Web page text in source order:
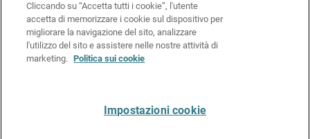
Politica sui cookie
Informativa sulla privacy
Kit Media & Brand
Cliccando su “Accetta tutti i cookie”, l'utente
accetta di memorizzare i cookie sul dispositivo per
migliorare la navigazione del sito, analizzare
l'utilizzo del sito e assistere nelle nostre attività di
marketing. Politica sui cookie
Impostazioni cookie